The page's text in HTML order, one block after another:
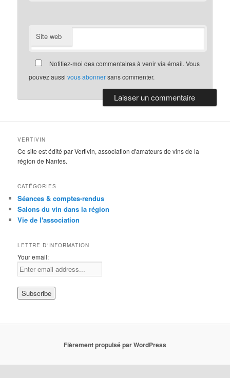
Site web
Notifiez-moi des commentaires à venir via émail. Vous
pouvez aussivous abonnersans commenter.
VERTIVIN
Ce site est édité par Vertivin, association d'amateurs de vins de la
région de Nantes.
CATÉGORIES
Séances & comptes-rendus
Salons du vin dans la région
Vie de l'association
LETTRE D'INFORMATION
Your email:
Fièrement propulsé par WordPress